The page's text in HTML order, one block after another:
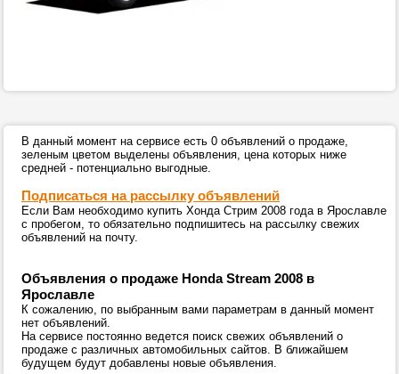
В данный момент на сервисе есть 0 объявлений о продаже,
зеленым цветом выделены объявления, цена которых ниже
средней - потенциально выгодные.
Подписаться на рассылку объявлений
Если Вам необходимо купить Хонда Стрим 2008 года в Ярославле
с пробегом, то обязательно подпишитесь на рассылку свежих
объявлений на почту.
Объявления о продаже Honda Stream 2008 в
Ярославле
К сожалению, по выбранным вами параметрам в данный момент
нет объявлений.
На сервисе постоянно ведется поиск свежих объявлений о
продаже с различных автомобильных сайтов. В ближайшем
будущем будут добавлены новые объявления.